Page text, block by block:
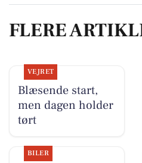
FLERE
VEJRET
Blæsende start,
men dagen holder
tørt
BILER